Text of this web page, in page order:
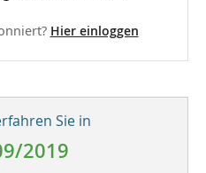
Hier einloggen
Sie in
2019